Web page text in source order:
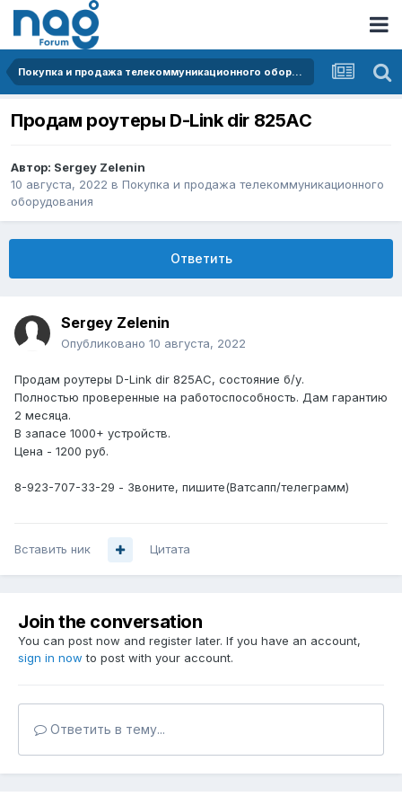
Покупка и продажа телекоммуникационного оборудования
Продам роутеры D-Link dir 825AC
Автор: Sergey Zelenin
10 августа, 2022 в Покупка и продажа телекоммуникационного
оборудования
Ответить
Sergey Zelenin
Опубликовано 10 августа, 2022
Продам роутеры D-Link dir 825AC, состояние б/у.
Полностью проверенные на работоспособность. Дам гарантию
2 месяца.
В запасе 1000+ устройств.
Цена - 1200 руб.
8-923-707-33-29 - Звоните, пишите(Ватсапп/телеграмм)
Вставить ник Цитата
Join the conversation
You can post now and register later. If you have an account,
sign in now to post with your account.
Ответить в тему...